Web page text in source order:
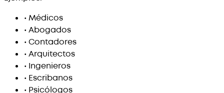
• Médicos
• Abogados
• Contadores
• Arquitectos
• Ingenieros
• Escribanos
• Psicólogos